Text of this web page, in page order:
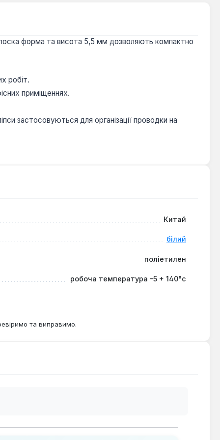
форма та висота 5,5 мм дозволяють компактно
робіт.
приміщеннях.
застосовуються для організації проводки на
Китай
білий
поліетилен
робоча температура -5 + 140°с
та виправимо.